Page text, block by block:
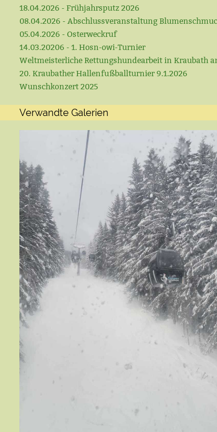
18.04.2026 - Frühjahrsputz 2026
08.04.2026 - Abschlussveranstaltung
05.04.2026 - Osterweckruf
14.03.20206 - 1. Hosn-owi-Turnier
Weltmeisterliche Rettungshundearbeit in Kraubath
20. Kraubather Hallenfußballturnier 9.1.2026
Wunschkonzert 2025
Verwandte Galerien